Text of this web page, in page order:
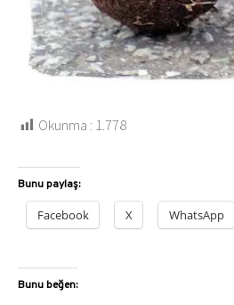
Okunma : 1.778
Bunu paylaş:
Facebook X WhatsApp
Bunu beğen: